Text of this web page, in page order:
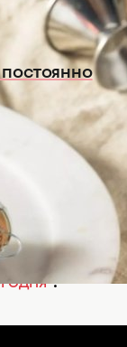
шапманского
(Creme de
Коктейль
.